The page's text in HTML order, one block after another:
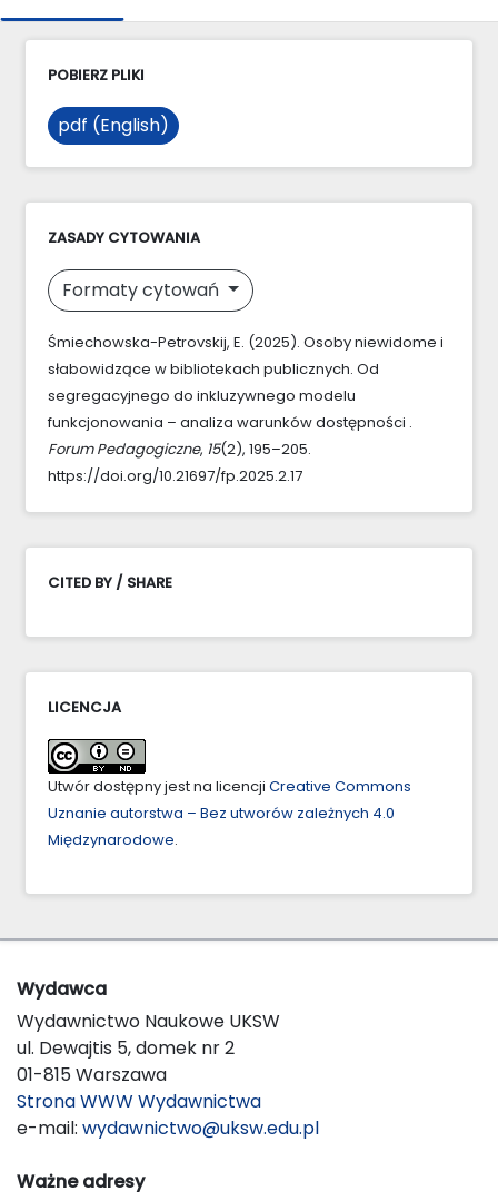
POBIERZ PLIKI
pdf (English)
ZASADY CYTOWANIA
Formaty cytowań
Śmiechowska-Petrovskij, E. (2025). Osoby niewidome i
słabowidzące w bibliotekach publicznych. Od
segregacyjnego do inkluzywnego modelu
funkcjonowania – analiza warunków dostępności .
Forum Pedagogiczne, 15(2), 195–205.
https://doi.org/10.21697/fp.2025.2.17
CITED BY / SHARE
LICENCJA
Utwór dostępny jest na licencji Creative Commons
Uznanie autorstwa – Bez utworów zależnych 4.0
Międzynarodowe.
Wydawca
Wydawnictwo Naukowe UKSW
ul. Dewajtis 5, domek nr 2
01-815 Warszawa
Strona WWW Wydawnictwa
e-mail: wydawnictwo@uksw.edu.pl
Ważne adresy